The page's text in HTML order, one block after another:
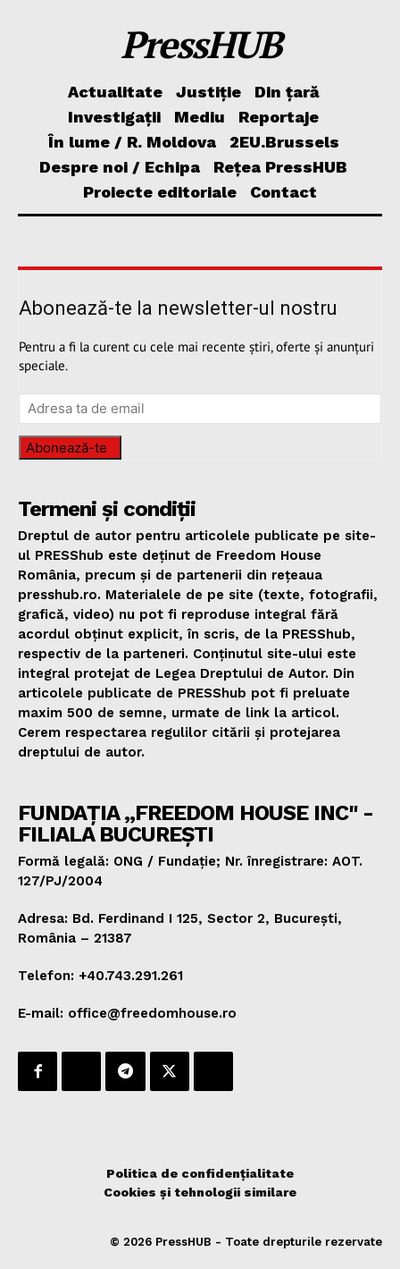
PressHUB
Actualitate Justiție
Din țară
Investigații
Mediu
Reportaje
În lume / R. Moldova
2EU.Brussels
Despre noi / Echipa
Rețea PressHUB
Proiecte editoriale
Contact
Abonează-te la newsletter-ul nostru
Pentru a fi la curent cu cele mai recente știri, oferte și anunțuri
speciale.
Abonează-te
Termeni și condiții
Dreptul de autor pentru articolele publicate pe site-
ul PRESShub este deținut de Freedom House
România, precum și de partenerii din rețeaua
presshub.ro. Materialele de pe site (texte, fotografii,
grafică, video) nu pot fi reproduse integral fără
acordul obținut explicit, în scris, de la PRESShub,
respectiv de la parteneri. Conținutul site-ului este
integral protejat de Legea Dreptului de Autor. Din
articolele publicate de PRESShub pot fi preluate
maxim 500 de semne, urmate de link la articol.
Cerem respectarea regulilor citării și protejarea
dreptului de autor.
FUNDAȚIA „FREEDOM HOUSE INC" -
FILIALA BUCUREȘTI
Formă legală: ONG / Fundație; Nr. înregistrare: AOT.
127/PJ/2004
Adresa: Bd. Ferdinand I 125, Sector 2, București,
România – 21387
Telefon: +40.743.291.261
E-mail: office@freedomhouse.ro
Politica de confidențialitate
Cookies și tehnologii similare
© 2026 PressHUB - Toate drepturile rezervate